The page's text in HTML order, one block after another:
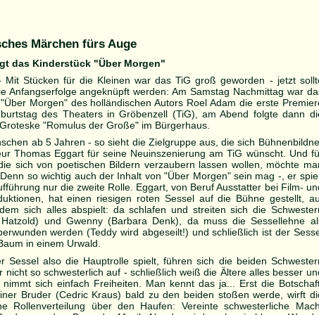
Märchen fürs Auge
das Kinderstück "Über Morgen"
Mit Stücken für die Kleinen war das TiG groß geworden - jetzt
Anfangserfolge angeknüpft werden: Am Samstag Nachmittag war
Morgen" des holländischen Autors Roel Adam die erste
des Theaters in Gröbenzell (TiG), am Abend folgte dann
"Romulus der Große" im Bürgerhaus.
ab 5 Jahren - so sieht die Zielgruppe aus, die sich
Thomas Eggart für seine Neuinszenierung am TiG wünscht. Und
sich von poetischen Bildern verzaubern lassen wollen, möchte
so wichtig auch der Inhalt von "Über Morgen" sein mag -, er
nur die zweite Rolle. Eggart, von Beruf Ausstatter bei Film-
hat einen riesigen roten Sessel auf die Bühne gestellt,
sich alles abspielt: da schlafen und streiten sich die
und Gwenny (Barbara Denk), da muss die Sessellehne
werden (Teddy wird abgeseilt!) und schließlich ist der
in einem Urwald.
Sessel also die Hauptrolle spielt, führen sich die beiden
nicht so schwesterlich auf - schließlich weiß die Ältere alles besser
sich einfach Freiheiten. Man kennt das ja... Erst die
Bruder (Cedric Kraus) bald zu den beiden stoßen werde, wirft
Rollenverteilung über den Haufen: Vereinte schwesterliche